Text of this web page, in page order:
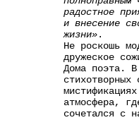
радостное
и внесение
жизни».
Не роскошь
дружеское
Дома поэта. В
стихотворных
атмосфера,
сочетался с